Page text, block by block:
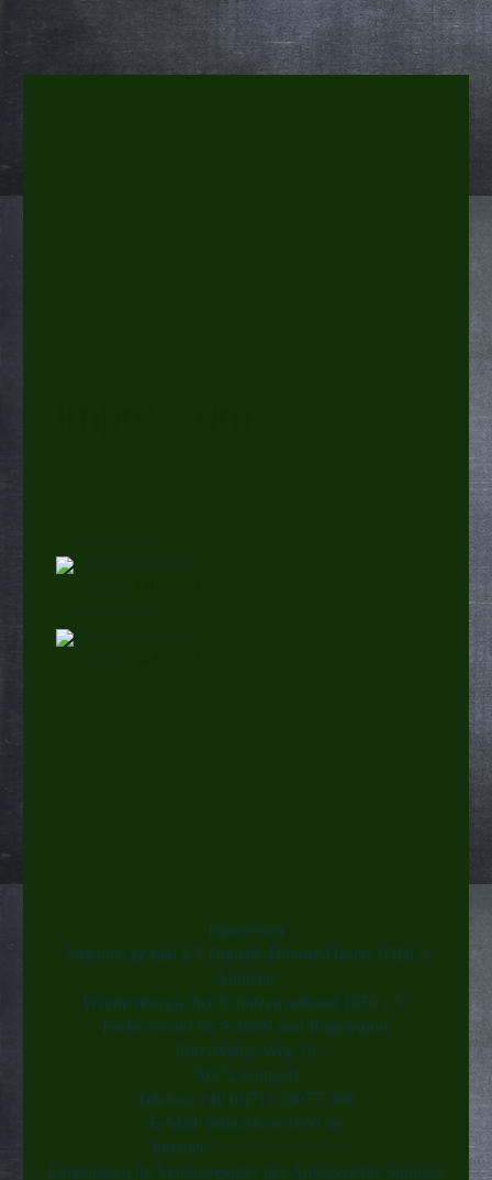
Homepage Stand
Homepage Stand
Impressum
Angaben gemäß § 5 Digitale-Dienste-Gesetz (DDG)
Anbieter
Württembergischer Schützenverband 1850 e.V.
Fachverband für Schieß- und Bogensport
Fritz-Walter-Weg 19
70372 Stuttgart
Telefon: +49 (0)711 28077-300
E-Mail: info(at)wsv1850.de
Internet:
Eingetragen im Vereinsregister des Amtsgerichts Stuttgart